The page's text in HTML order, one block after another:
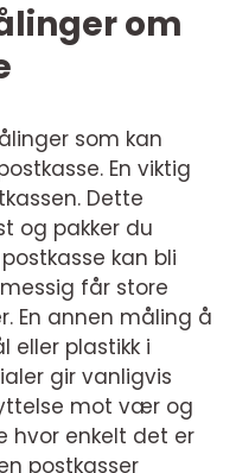
om
som kan
En viktig
Dette
og pakker du
kan bli
får store
En annen måling å
eller plastikk i
gir vanligvis
mot vær og
hvor enkelt det er
postkasser